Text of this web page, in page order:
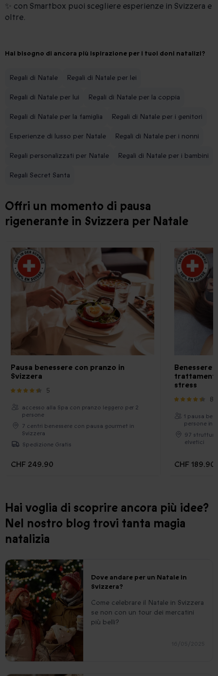
✨ con Smartbox puoi scegliere esperienze in Svizzera e
oltre.
Hai bisogno di ancora più ispirazione per i tuoi doni natalizi?
Regali di Natale Regali di Natale per lei
Regali di Natale per lui Regali di Natale per la coppia
Regali di Natale per la famiglia Regali di Natale per i genitori
Esperienze di lusso per Natale Regali di Natale per i nonni
Regali personalizzati per Natale Regali di Natale per i bambini
Regali Secret Santa
Offri un momento di pausa
rigenerante in Svizzera per Natale
Pausa benessere con pranzo in
Svizzera
5
accesso alla Spa con pranzo leggero per 2
persone
7 centri benessere con pausa gourmet in
Svizzera
Spedizione Gratis
CHF 249.90
Benessere
stress
84
1 pausa
persone in
97
elvetici
CHF 189.90
Hai voglia di scoprire ancora più idee?
Nel nostro blog trovi tanta magia
natalizia
Dove andare per un Natale in
Svizzera?
Come celebrare il Natale in Svizzera
se non con un tour dei mercatini
più belli?
16/05/2025